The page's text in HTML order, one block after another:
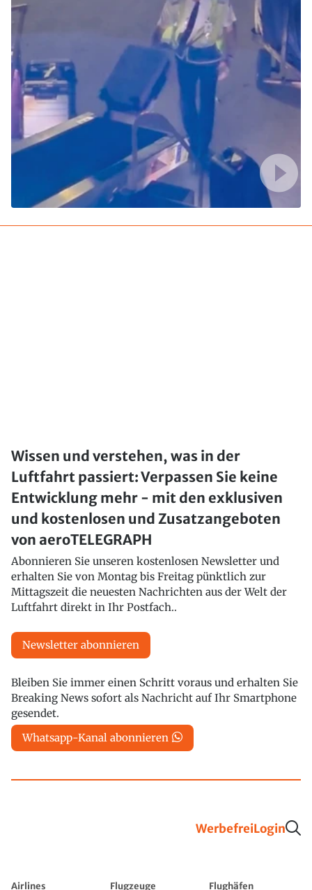
Wissen und verstehen, was in der
Luftfahrt passiert: Verpassen Sie keine
Entwicklung mehr - mit den exklusiven
und kostenlosen und Zusatzangeboten
von aeroTELEGRAPH
Abonnieren Sie unseren kostenlosen Newsletter und
erhalten Sie von Montag bis Freitag pünktlich zur
Mittagszeit die neuesten Nachrichten aus der Welt der
Luftfahrt direkt in Ihr Postfach..
Newsletter abonnieren
Bleiben Sie immer einen Schritt voraus und erhalten Sie
Breaking News sofort als Nachricht auf Ihr Smartphone
gesendet.
Whatsapp-Kanal abonnieren
WerbefreiLogin
Airlines Flugzeuge
Flughäfen